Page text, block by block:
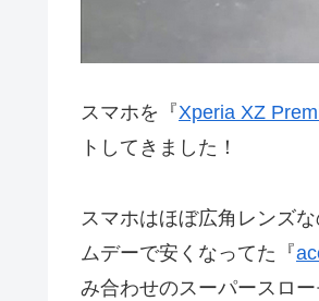
スマホを『Xperia XZ
トしてきました！
スマホはほぼ広角レンズ
ムデーで安くなってた『
み合わせのスーパースロ